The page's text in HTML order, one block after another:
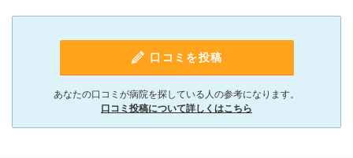
口コミを投稿
あなたの口コミが病院を探している人の参考になります。
口コミ投稿について詳しくはこちら